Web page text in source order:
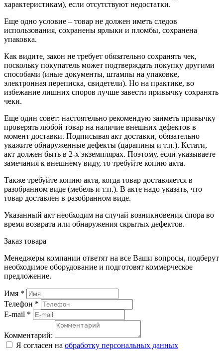
характеристикам), если отсутствуют недостатки.
Еще одно условие – товар не должен иметь следов
использования, сохранены ярлыки и пломбы, сохранена
упаковка.
Как видите, закон не требует обязательно сохранять чек,
поскольку покупатель может подтверждать покупку другими
способами (иные документы, штампы на упаковке,
электронная переписка, свидетели). Но на практике, во
избежание лишних споров лучше завести привычку сохранять
чеки.
Еще один совет: настоятельно рекомендую заиметь привычку
проверять любой товар на наличие внешних дефектов в
момент доставки. Подписывая акт доставки, обязательно
укажите обнаруженные дефекты (царапины и т.п.). Кстати,
акт должен быть в 2-х экземплярах. Поэтому, если указываете
замечания к внешнему виду, то требуйте копию акта.
Также требуйте копию акта, когда товар доставляется в
разобранном виде (мебель и т.п.). В акте надо указать, что
товар доставлен в разобранном виде.
Указанный акт необходим на случай возникновения спора во
время возврата или обнаружения скрытых дефектов.
Заказ товара
Менеджеры компании ответят на все Ваши вопросы, подберут
необходимое оборудование и подготовят коммерческое
предложение.
Имя *
Телефон *
E-mail *
Комментарий:
Я согласен на обработку персональных данных